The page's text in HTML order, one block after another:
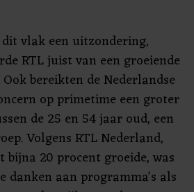
vlak een uitzondering,
RTL juist van een groeiende
bereikten de Nederlandse
op primetime een groter
de 25 en 54 jaar oud, een
Volgens RTL Nederland,
bijna 20 procent groeide, was
danken aan programma's als